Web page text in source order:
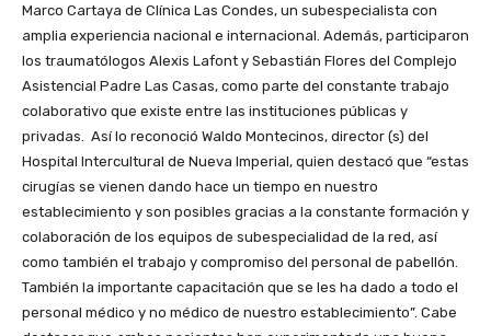
Marco Cartaya de Clínica Las Condes, un subespecialista con
amplia experiencia nacional e internacional. Además, participaron
los traumatólogos Alexis Lafont y Sebastián Flores del Complejo
Asistencial Padre Las Casas, como parte del constante trabajo
colaborativo que existe entre las instituciones públicas y
privadas. Así lo reconoció Waldo Montecinos, director (s) del
Hospital Intercultural de Nueva Imperial, quien destacó que “estas
cirugías se vienen dando hace un tiempo en nuestro
establecimiento y son posibles gracias a la constante formación y
colaboración de los equipos de subespecialidad de la red, así
como también el trabajo y compromiso del personal de pabellón.
También la importante capacitación que se les ha dado a todo el
personal médico y no médico de nuestro establecimiento”. Cabe